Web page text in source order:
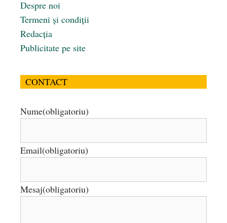
Despre noi
Termeni și condiții
Redacția
Publicitate pe site
CONTACT
Nume(obligatoriu)
Email(obligatoriu)
Mesaj(obligatoriu)